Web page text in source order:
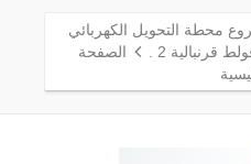
محطة التحويل الكهربائي
الصفحة